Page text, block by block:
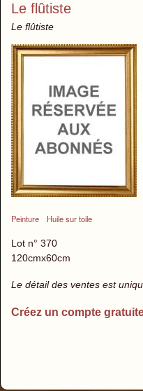
Le flûtiste
Le flûtiste
Peinture Huile sur toile
Lot n° 370
120cmx60cm
Le détail des ventes est
Créez un compte